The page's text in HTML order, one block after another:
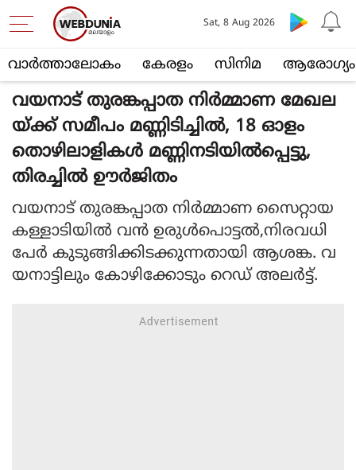
വാര്‍ത്താലോകം കേരളം സിനിമ ആരോഗ്യം
Sat, 8 Aug 2026
വയനാട് തുരങ്കപ്പാത നിർമ്മാണ മേഖല
യ്ക്ക് സമീപം മണ്ണിടിച്ചിൽ, 18 ഓളം
തൊഴിലാളികൾ മണ്ണിനടിയിൽപ്പെട്ടു,
തിരച്ചിൽ ഊർജിതം
വയനാട് തുരങ്കപ്പാത നിര്‍മ്മാണ സൈറ്റായ
കള്ളാടിയില്‍ വന്‍ ഉരുള്‍പൊട്ടല്‍,നിരവധി
പേര്‍ കുടുങ്ങിക്കിടക്കുന്നതായി ആശങ്ക. വ
യനാട്ടിലും കോഴിക്കോടും റെഡ് അലര്‍ട്ട്.